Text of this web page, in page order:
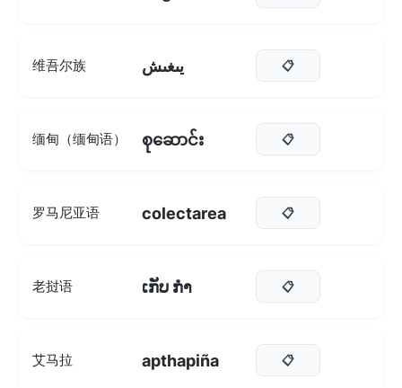
维吾尔族 يىغىش 📋
缅甸（缅甸语） စုဆောင်း 📋
罗马尼亚语 colectarea 📋
老挝语 ເກັບ ກຳ 📋
艾马拉 apthapiña 📋